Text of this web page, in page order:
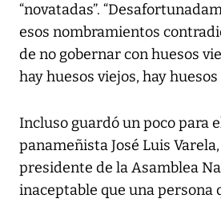
“novatadas”.
esos nombramientos
de no gobernar con huesos
hay huesos viejos, hay
Incluso guardó un poco para
panameñista José Luis
presidente de la Asamblea
inaceptable que una persona